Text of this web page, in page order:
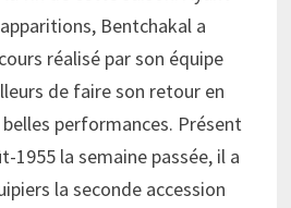
Bentchakal a
réalisé par son équipe
de faire son retour en
belles performances. Présent
1955 la semaine passée, il a
la seconde accession